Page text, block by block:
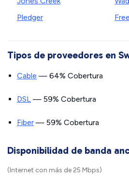
Pledger
Tipos de proveedores en
Cable — 64% Cobertura
DSL — 59% Cobertura
Fiber — 59% Cobertura
Disponibilidad de banda
(Internet con más de 25 Mbps)